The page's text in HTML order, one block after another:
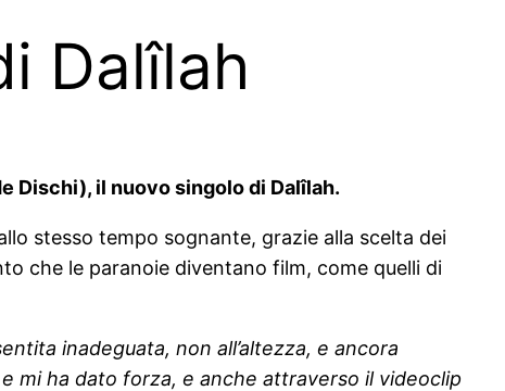
Dalîlah
Dischi), il nuovo singolo di Dalîlah.
stesso tempo sognante, grazie alla scelta dei
che le paranoie diventano film, come quelli di
inadeguata, non all’altezza, e ancora
mi ha dato forza, e anche attraverso il videoclip